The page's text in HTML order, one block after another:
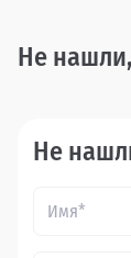
Не
Не